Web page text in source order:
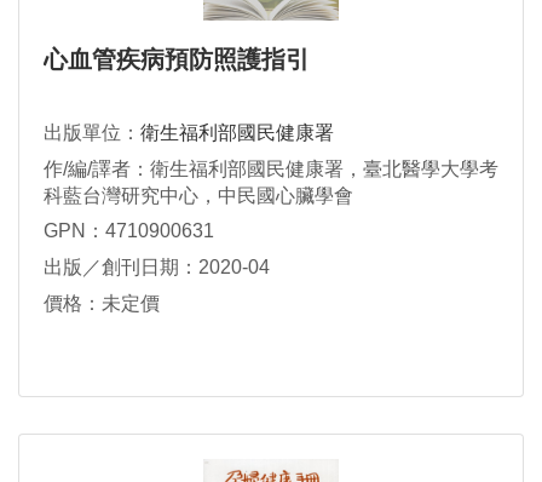
心血管疾病預防照護指引
出版單位： 衛生福利部國民健康署
作/編/譯者：衛生福利部國民健康署，臺北醫學大學考
科藍台灣研究中心，中民國心臟學會
GPN：4710900631
出版／創刊日期：2020-04
價格：未定價